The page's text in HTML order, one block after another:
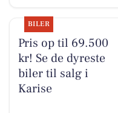
BILER
Pris op til 69.500
kr! Se de dyreste
biler til salg i
Karise